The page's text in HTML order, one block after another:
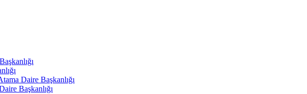
Daire Başkanlığı
Başkanlığı